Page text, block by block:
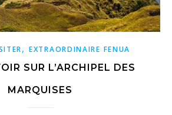
,EXTRAORDINAIRE FENUA
SUR L’ARCHIPEL DES
MARQUISES